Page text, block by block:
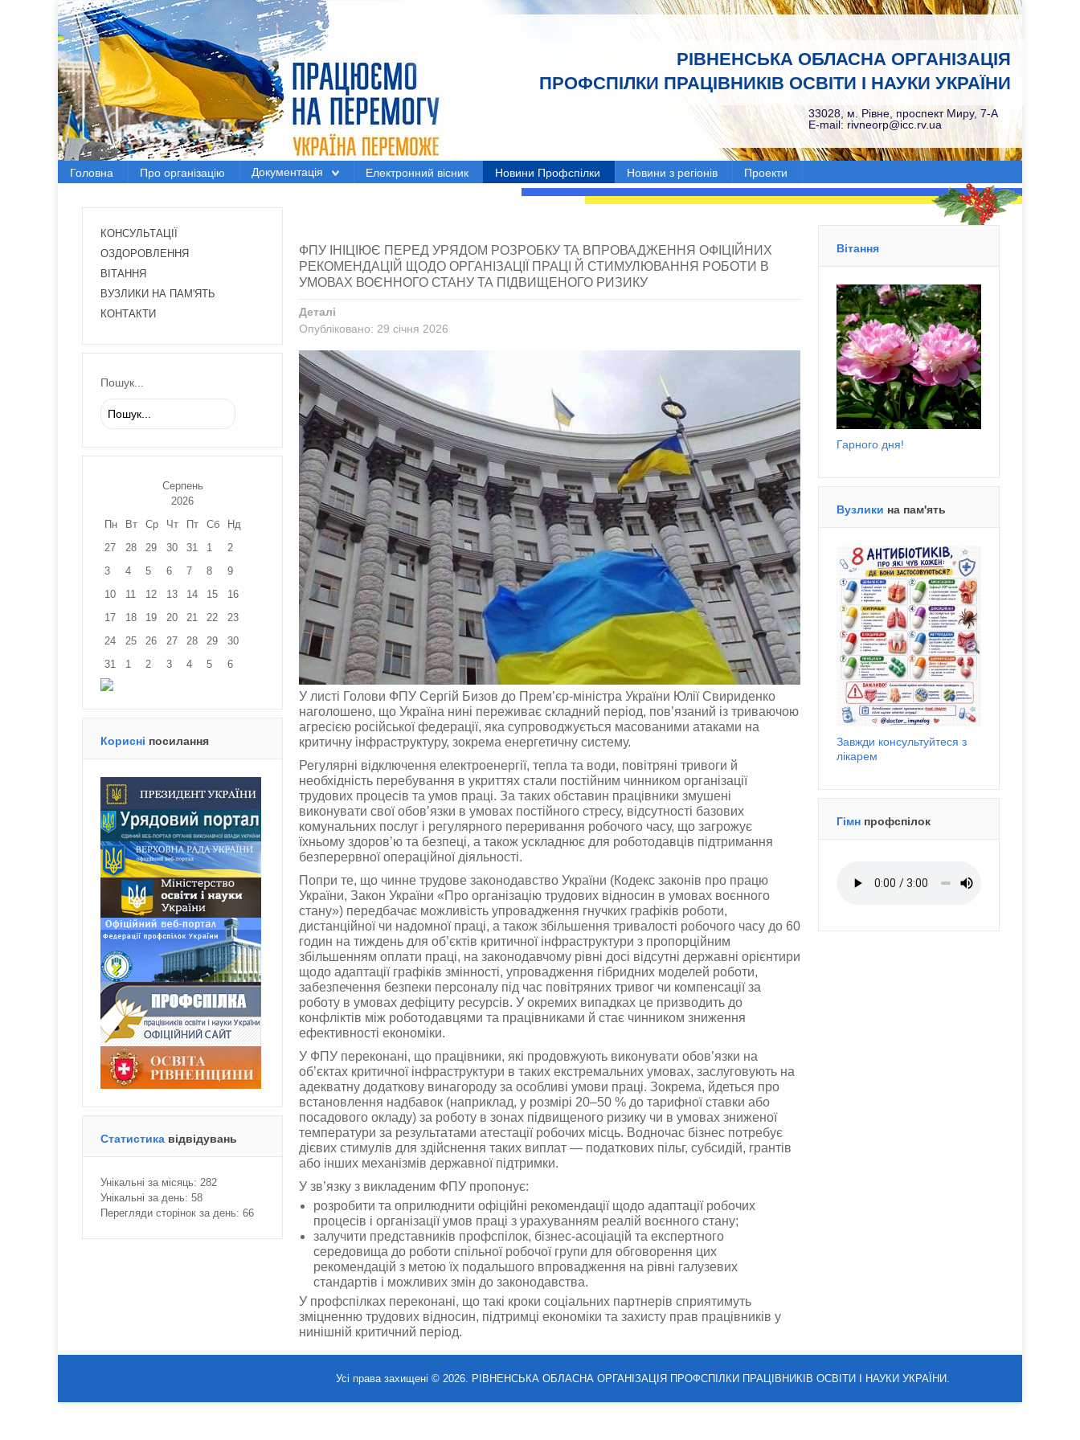
Головна
Про організацію
Документація
Електронний вісник
Новини з регіонів
РІВНЕНСЬКА ОБЛАСНА ОРГАНІЗАЦІЯ
ПРОФСПІЛКИ ПРАЦІВНИКІВ ОСВІТИ І НАУКИ УКРАЇНИ
33028, м. Рівне, проспект Миру, 7-А
E-mail: rivneorp@icc.rv.ua
Головна Про організацію Документація Електронний вісник Новини Профспілки Новини з регіонів Проекти
ФПУ ІНІЦІЮЄ ПЕРЕД УРЯДОМ РОЗРОБКУ ТА ВПРОВАДЖЕННЯ ОФІЦІЙНИХ
РЕКОМЕНДАЦІЙ ЩОДО ОРГАНІЗАЦІЇ ПРАЦІ Й СТИМУЛЮВАННЯ РОБОТИ В
УМОВАХ ВОЄННОГО СТАНУ ТА ПІДВИЩЕНОГО РИЗИКУ
Деталі
Опубліковано: 29 січня 2026
У листі Голови ФПУ Сергій Бизов до Прем’єр-міністра України Юлії Свириденко
наголошено, що Україна нині переживає складний період, пов’язаний із триваючою
агресією російської федерації, яка супроводжується масованими атаками на
критичну інфраструктуру, зокрема енергетичну систему.
Регулярні відключення електроенергії, тепла та води, повітряні тривоги й
необхідність перебування в укриттях стали постійним чинником організації
трудових процесів та умов праці. За таких обставин працівники змушені
виконувати свої обов’язки в умовах постійного стресу, відсутності базових
комунальних послуг і регулярного переривання робочого часу, що загрожує
їхньому здоров’ю та безпеці, а також ускладнює для роботодавців підтримання
безперервної операційної діяльності.
Попри те, що чинне трудове законодавство України (Кодекс законів про працю
України, Закон України «Про організацію трудових відносин в умовах воєнного
стану») передбачає можливість упровадження гнучких графіків роботи,
дистанційної чи надомної праці, а також збільшення тривалості робочого часу до 60
годин на тиждень для об’єктів критичної інфраструктури з пропорційним
збільшенням оплати праці, на законодавчому рівні досі відсутні державні орієнтири
щодо адаптації графіків змінності, упровадження гібридних моделей роботи,
забезпечення безпеки персоналу під час повітряних тривог чи компенсації за
роботу в умовах дефіциту ресурсів. У окремих випадках це призводить до
конфліктів між роботодавцями та працівниками й стає чинником зниження
ефективності економіки.
У ФПУ переконані, що працівники, які продовжують виконувати обов’язки на
об’єктах критичної інфраструктури в таких екстремальних умовах, заслуговують на
адекватну додаткову винагороду за особливі умови праці. Зокрема, йдеться про
встановлення надбавок (наприклад, у розмірі 20–50 % до тарифної ставки або
посадового окладу) за роботу в зонах підвищеного ризику чи в умовах зниженої
температури за результатами атестації робочих місць. Водночас бізнес потребує
дієвих стимулів для здійснення таких виплат — податкових пільг, субсидій, грантів
або інших механізмів державної підтримки.
У зв’язку з викладеним ФПУ пропонує:
розробити та оприлюднити офіційні рекомендації щодо адаптації робочих
процесів і організації умов праці з урахуванням реалій воєнного стану;
залучити представників профспілок, бізнес-асоціацій та експертного
середовища до роботи спільної робочої групи для обговорення цих
рекомендацій з метою їх подальшого впровадження на рівні галузевих
стандартів і можливих змін до законодавства.
У профспілках переконані, що такі кроки соціальних партнерів сприятимуть
зміцненню трудових відносин, підтримці економіки та захисту прав працівників у
нинішній критичний період.
КОНСУЛЬТАЦІЇ
ОЗДОРОВЛЕННЯ
ВІТАННЯ
ВУЗЛИКИ НА ПАМ'ЯТЬ
КОНТАКТИ
Пошук...
Серпень
2026
Пн
Вт Ср Чт Пт Сб
Нд
27
28 29 30 31 1
2
3
4 5 6 7 8
9
10
11 12 13 14 15
16
17
18 19 20 21 22
23
24
25 26 27 28 29
30
31
1 2 3 4 5 6
Корисні посилання
Статистика відвідувань
Унікальні за місяць: 282
Унікальні за день: 58
Перегляди сторінок за день: 66
Вітання
Гарного дня!
Вузлики на пам'ять
Завжди консультуйтеся з
лікарем
Гімн профспілок
Усі права захищені © 2026. РІВНЕНСЬКА ОБЛАСНА ОРГАНІЗАЦІЯ ПРОФСПІЛКИ ПРАЦІВНИКІВ ОСВІТИ І НАУКИ УКРАЇНИ.